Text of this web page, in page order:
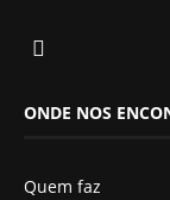
ONDE NOS
Quem faz